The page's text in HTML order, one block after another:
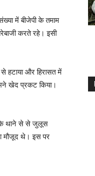
में बीजेपी के तमाम
करते रहे। इसी
हटाया और हिरासत में
खेद प्रकट किया।
थाने से से जुलूस
मौजूद थे। इस पर